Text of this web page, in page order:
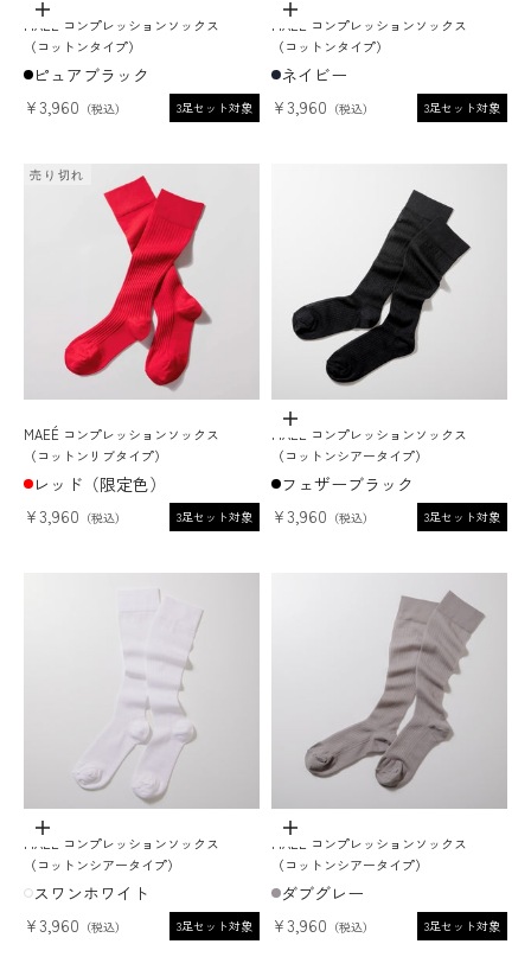
オプションを選択
MAEÉ コンプレッションソックス
（コットンタイプ）
ピュアブラック
セール価格
¥3,960 3足セット対象
オプションを選択
MAEÉ コンプレッションソックス
（コットンタイプ）
ネイビー
セール価格
¥3,960 3足セット対象
売り切れ
MAEÉ コンプレッションソックス
（コットンリブタイプ）
レッド（限定色）
セール価格
¥3,960 3足セット対象
ADD TO CART
MAEÉ コンプレッションソックス
（コットンシアータイプ）
フェザーブラック
セール価格
¥3,960 3足セット対象
ADD TO CART
MAEÉ コンプレッションソックス
（コットンシアータイプ）
スワンホワイト
セール価格
¥3,960 3足セット対象
ADD TO CART
MAEÉ コンプレッションソックス
（コットンシアータイプ）
ダブグレー
セール価格
¥3,960 3足セット対象